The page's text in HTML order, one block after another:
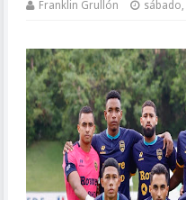
Franklin Grullón